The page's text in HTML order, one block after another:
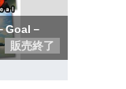
Goal－
販売終了